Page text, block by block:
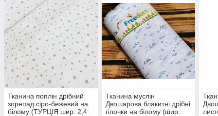
Тканина поплін дрібний
зорепад сіро-бежевий на
білому (ТУРЦІЯ шир. 2,4
Тканина муслін
Двошарова блакитні дрібні
гілочки на білому (шир.